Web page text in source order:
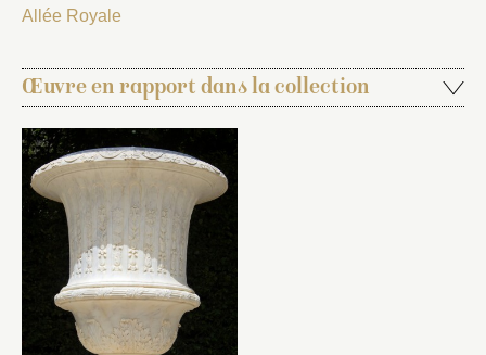
Allée Royale
Œuvre en rapport dans la collection